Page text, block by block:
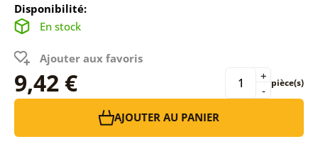
Disponibilité:
En stock
Ajouter aux favoris
9,42 € -
+ pièce(s)
AJOUTER AU PANIER